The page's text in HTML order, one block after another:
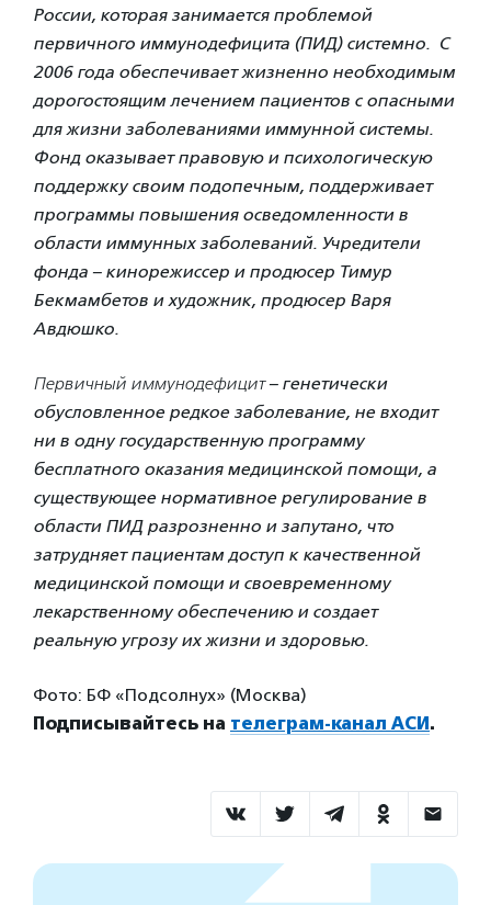
России, которая занимается проблемой
первичного иммунодефицита (ПИД) системно. С
2006 года обеспечивает жизненно необходимым
дорогостоящим лечением пациентов с опасными
для жизни заболеваниями иммунной системы.
Фонд оказывает правовую и психологическую
поддержку своим подопечным, поддерживает
программы повышения осведомленности в
области иммунных заболеваний. Учредители
фонда – кинорежиссер и продюсер Тимур
Бекмамбетов и художник, продюсер Варя
Авдюшко.
Первичный иммунодефицит– генетически
обусловленное редкое заболевание, не входит
ни в одну государственную программу
бесплатного оказания медицинской помощи, а
существующее нормативное регулирование в
области ПИД разрозненно и запутано, что
затрудняет пациентам доступ к качественной
медицинской помощи и своевременному
лекарственному обеспечению и создает
реальную угрозу их жизни и здоровью.
Фото: БФ «Подсолнух» (Москва)
Подписывайтесь на телеграм-канал АСИ.